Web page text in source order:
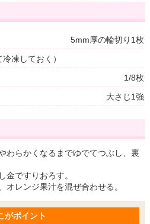
5mm厚の輪切り1枚
凍しておく）
1/8枚
大さじ1強
わらかくなるまでゆでてつぶし、裏
金ですりおろす。
レンジ果汁を混ぜ合わせる。
がポイント